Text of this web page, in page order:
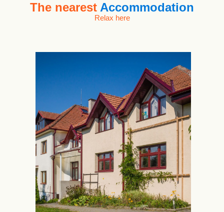
The nearest Accommodation
Relax here